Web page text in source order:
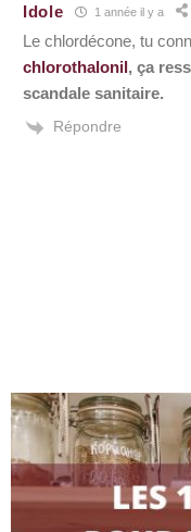
Idole 1 année il y a
Le chlordécone, tu
chlorothalonil, ça
scandale sanitaire.
Répondre